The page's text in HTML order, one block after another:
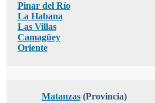
Pinar del Río
La Habana
Las Villas
Camagüey
Oriente
Matanzas (Provincia)